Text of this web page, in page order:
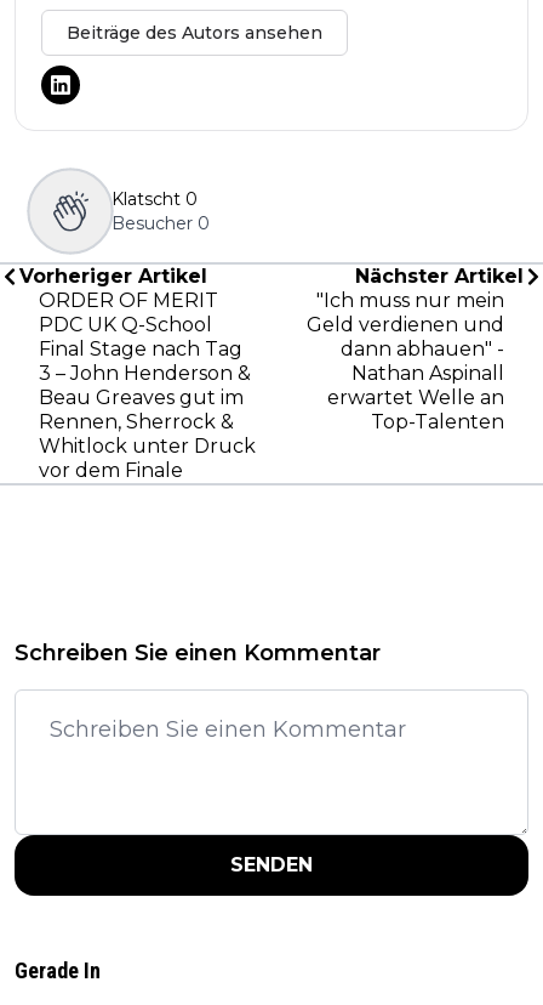
Beiträge des Autors ansehen
Klatscht 0
Besucher 0
Vorheriger Artikel
ORDER OF MERIT
PDC UK Q-School
Final Stage nach Tag
3 – John Henderson &
Beau Greaves gut im
Rennen, Sherrock &
Whitlock unter Druck
vor dem Finale
Nächster Artikel
"Ich muss nur mein
Geld verdienen und
dann abhauen" -
Nathan Aspinall
erwartet Welle an
Top-Talenten
Schreiben Sie einen Kommentar
SENDEN
Gerade In